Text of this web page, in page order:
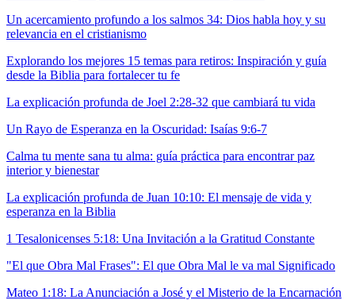
Un acercamiento profundo a los salmos 34: Dios habla hoy y su
relevancia en el cristianismo
Explorando los mejores 15 temas para retiros: Inspiración y guía
desde la Biblia para fortalecer tu fe
La explicación profunda de Joel 2:28-32 que cambiará tu vida
Un Rayo de Esperanza en la Oscuridad: Isaías 9:6-7
Calma tu mente sana tu alma: guía práctica para encontrar paz
interior y bienestar
La explicación profunda de Juan 10:10: El mensaje de vida y
esperanza en la Biblia
1 Tesalonicenses 5:18: Una Invitación a la Gratitud Constante
"El que Obra Mal Frases": El que Obra Mal le va mal Significado
Mateo 1:18: La Anunciación a José y el Misterio de la Encarnación